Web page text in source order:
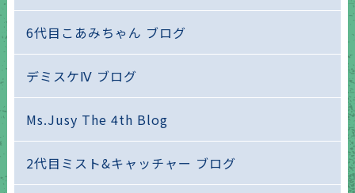
6代目こあみちゃん ブログ
デミスケⅣ ブログ
Ms.Jusy The 4th Blog
2代目ミスト&キャッチャー ブログ